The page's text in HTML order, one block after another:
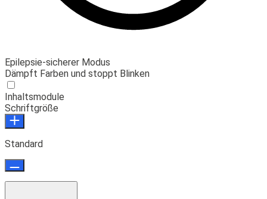
Epilepsie-sicherer Modus
Dämpft Farben und stoppt Blinken
Inhaltsmodule
Schriftgröße
Standard